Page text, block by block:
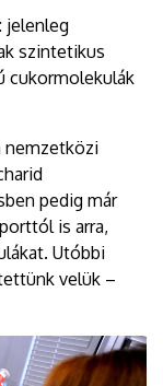
jelenleg
szintetikus
cukormolekulák
nemzetközi
pedig már
is arra,
Utóbbi
velük –